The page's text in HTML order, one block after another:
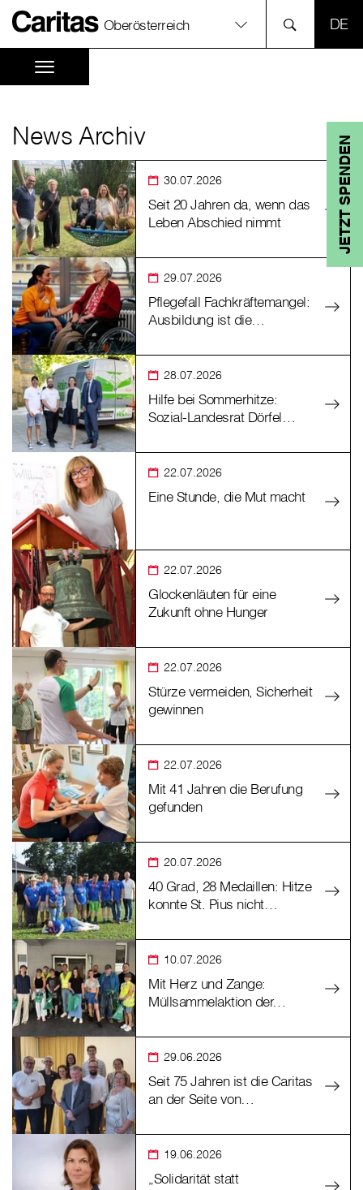
Oberösterreich
JETZT SPENDEN
News Archiv
30.07.2026
Seit 20 Jahren da, wenn das
Leben Abschied nimmt
29.07.2026
Pflegefall Fachkräftemangel:
Ausbildung ist die…
28.07.2026
Hilfe bei Sommerhitze:
Sozial-Landesrat Dörfel…
22.07.2026
Eine Stunde, die Mut macht
22.07.2026
Glockenläuten für eine
Zukunft ohne Hunger
22.07.2026
Stürze vermeiden, Sicherheit
gewinnen
22.07.2026
Mit 41 Jahren die Berufung
gefunden
20.07.2026
40 Grad, 28 Medaillen: Hitze
konnte St. Pius nicht…
10.07.2026
Mit Herz und Zange:
Müllsammelaktion der…
29.06.2026
Seit 75 Jahren ist die Caritas
an der Seite von…
19.06.2026
„Solidarität statt